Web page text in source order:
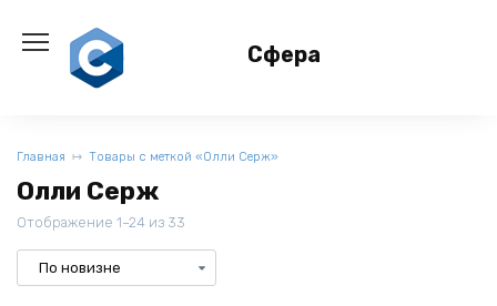
содержанию
Сфера
Главная Товары с меткой «Олли Серж»
Олли Серж
Отображение 1–24 из 33